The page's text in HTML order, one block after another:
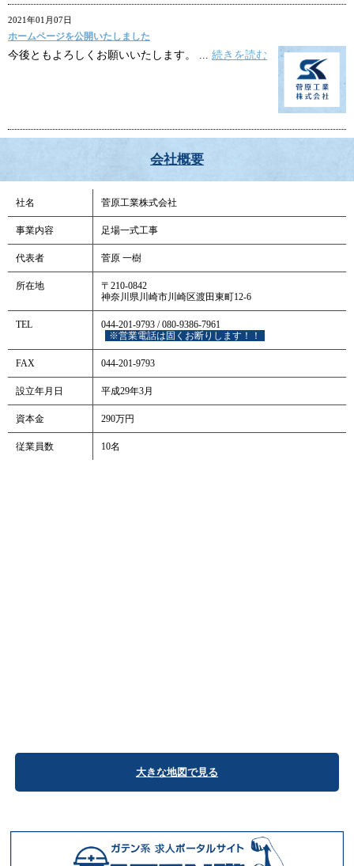
2021年01月07日
ホームページを公開いたしました
今後ともよろしくお願いいたします。 ... 続きを読む
会社概要
社名 菅原工業株式会社
事業内容 足場一式工事
代表者 菅原 一樹
所在地
〒210-0842
神奈川県川崎市川崎区渡田東町12-6
TEL
044-201-9793 / 080-9386-7961
※営業電話は固くお断りします！！
FAX 044-201-9793
設立年月日 平成29年3月
資本金 290万円
従業員数 10名
大きな地図で見る